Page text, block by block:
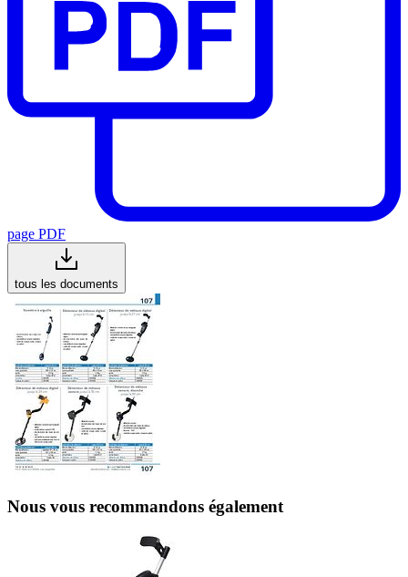
page PDF
tous les documents
Nous vous recommandons également